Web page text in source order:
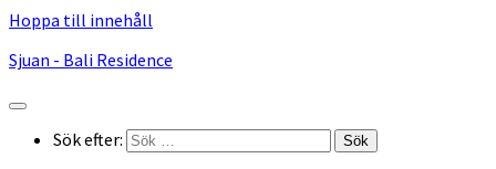
Hoppa till innehåll
Sjuan - Bali Residence
Sök efter: